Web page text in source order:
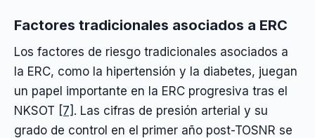
Factores tradicionales asociados a ERC
Los factores de riesgo tradicionales asociados a
la ERC, como la hipertensión y la diabetes, juegan
un papel importante en la ERC progresiva tras el
NKSOT [7] . Las cifras de presión arterial y su
grado de control en el primer año post-TOSNR se